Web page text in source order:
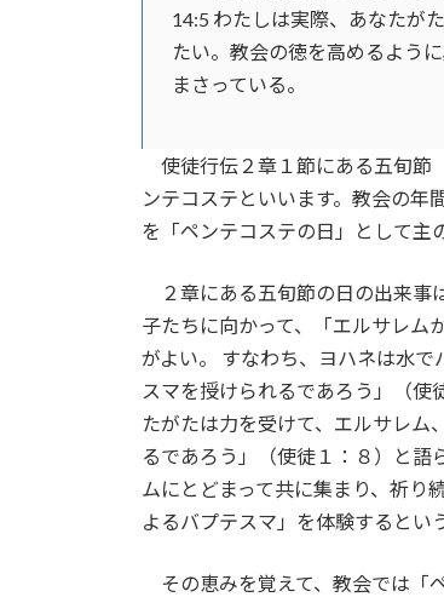
14:5 わたしは実際、あなたが
たい。教会の徳を高めるよう
まさっている。
使徒行伝２章１節にある五旬節
ンテコステといいます。教会の年
を「ペンテコステの日」として主
２章にある五旬節の日の出来事
子たちに向かって、「エルサレム
がよい。 すなわち、ヨハネは水
スマを授けられるであろう」（使
たがたは力を受けて、エルサレム
るであろう」（使徒１：８）と語
ムにとどまって共に集まり、祈り
よるバプテスマ」を体験するとい
その恵みを覚えて、教会では「